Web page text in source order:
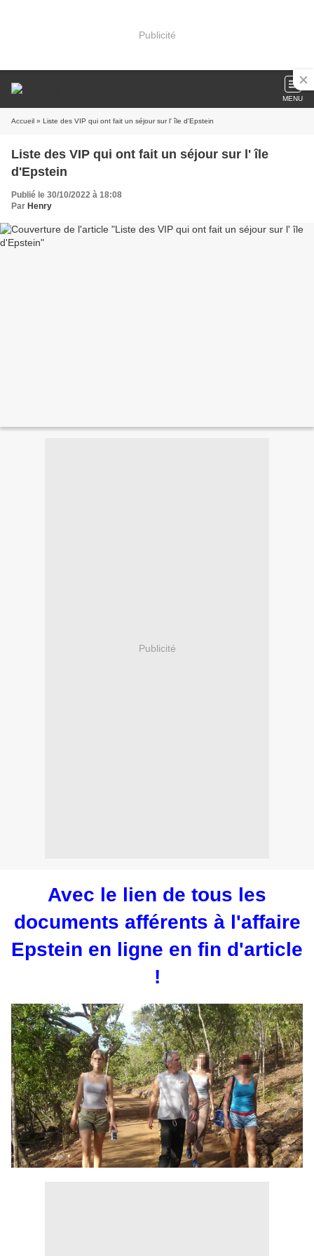
Publicité
MENU
Accueil » Liste des VIP qui ont fait un séjour sur l' île d'Epstein
Liste des VIP qui ont fait un séjour sur l' île
d'Epstein
Publié le 30/10/2022 à 18:08
Par Henry
Publicité
Avec le lien de tous les
documents afférents à l'affaire
Epstein en ligne en fin d'article
!